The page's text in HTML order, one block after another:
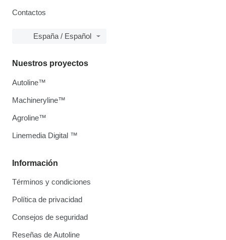
Contactos
España / Español
Información
Términos y condiciones
Política de privacidad
Consejos de seguridad
Reseñas de Autoline
Nuestros proyectos
Autoline™
Machineryline™
Agroline™
Linemedia Digital ™